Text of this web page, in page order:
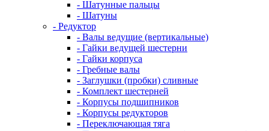
- Шатунные пальцы
- Шатуны
- Редуктор
- Валы ведущие (вертикальные)
- Гайки ведущей шестерни
- Гайки корпуса
- Гребные валы
- Заглушки (пробки) сливные
- Комплект шестерней
- Корпусы подшипников
- Корпусы редукторов
- Переключающая тяга